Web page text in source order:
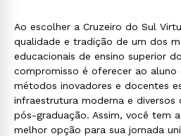
Ao escolher a Cruzeiro do Sul
qualidade e tradição de um dos
educacionais de ensino superior
compromisso é oferecer ao aluno
métodos inovadores e docentes
infraestrutura moderna e diversos
pós-graduação. Assim, você tem
melhor opção para sua jornada